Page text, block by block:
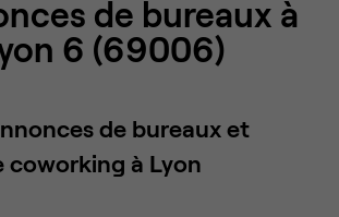
de bureaux à
6 (69006)
de bureaux et
coworking à Lyon